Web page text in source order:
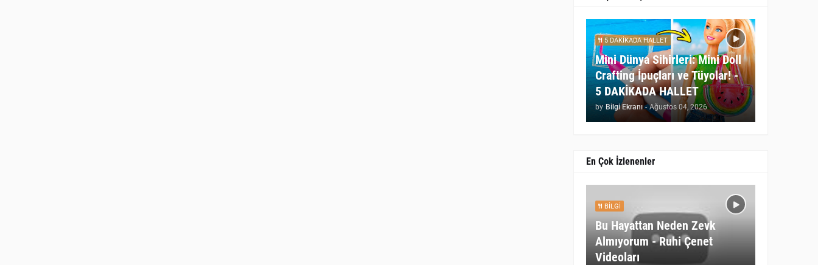
5 DAKİKADA HALLET
Mini Dünya Sihirleri: Mini Doll
Crafting İpuçları ve Tüyolar! -
5 DAKİKADA HALLET
by Bilgi Ekranı - Ağustos 04, 2026
En Çok İzlenenler
BILGI
Bu Hayattan Neden Zevk
Almıyorum - Ruhi Çenet
Videoları